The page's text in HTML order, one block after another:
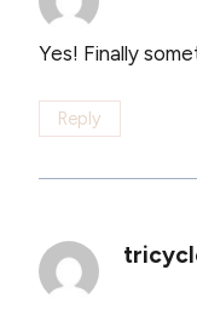
Yes! Finally
Reply